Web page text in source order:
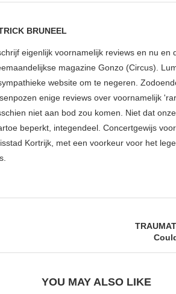
BRUNEEL
eigenlijk voornamelijk reviews en nu en
magazine Gonzo (Circus).
website om te negeren.
enige reviews over voornamelijk
niet aan bod zou komen. Niet dat
beperkt, integendeel. Concertgewijs
Kortrijk, met een voorkeur voor het
YOU MAY ALSO LIKE